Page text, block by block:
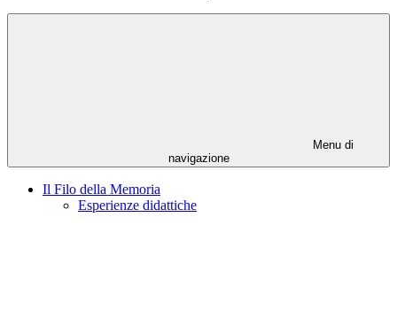
Menu di
navigazione
Il Filo della Memoria
Esperienze didattiche